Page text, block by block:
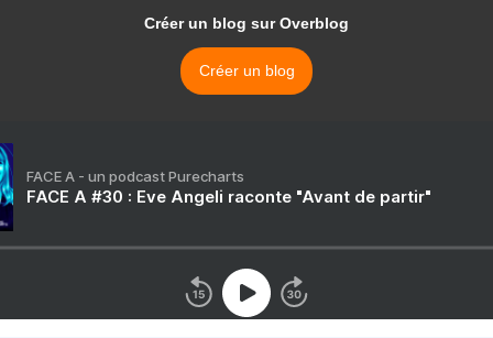
Créer un blog sur Overblog
Créer un blog
FACE A - un podcast Purecharts
FACE A #30 : Eve Angeli raconte "Avant de partir"